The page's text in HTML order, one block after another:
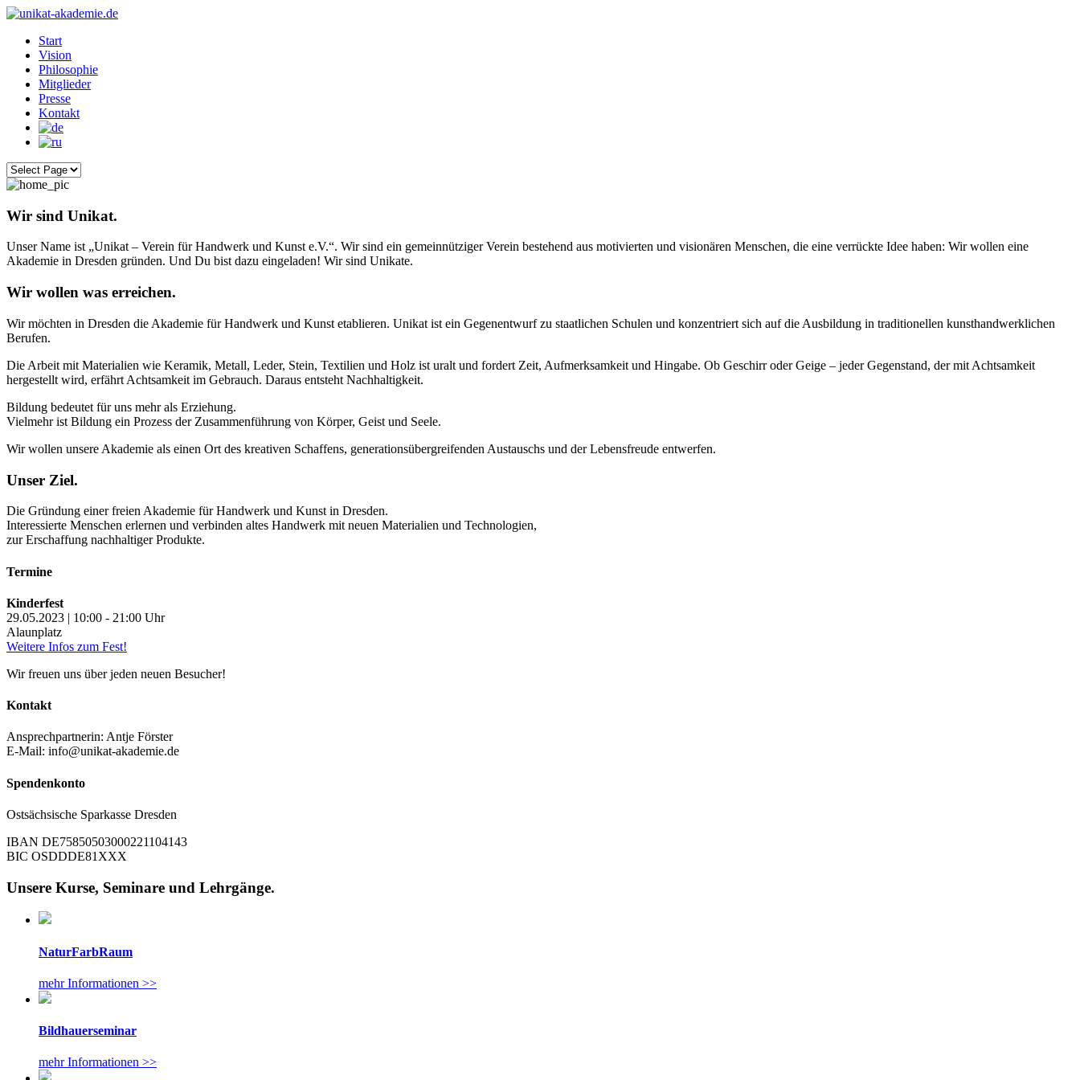
Start
Vision
Philosophie
Mitglieder
Presse
Kontakt
Wir sind Unikat.
Unser Name ist „Unikat – Verein für Handwerk und Kunst e.V.“. Wir sind ein gemeinnütziger Verein bestehend aus motivierten und visionären Menschen, die eine verrückte Idee haben: Wir wollen eine
Akademie in Dresden gründen. Und Du bist dazu eingeladen! Wir sind Unikate.
Wir wollen was erreichen.
Wir möchten in Dresden die Akademie für Handwerk und Kunst etablieren. Unikat ist ein Gegenentwurf zu staatlichen Schulen und konzentriert sich auf die Ausbildung in traditionellen kunsthandwerklichen
Berufen.
Die Arbeit mit Materialien wie Keramik, Metall, Leder, Stein, Textilien und Holz ist uralt und fordert Zeit, Aufmerksamkeit und Hingabe. Ob Geschirr oder Geige – jeder Gegenstand, der mit Achtsamkeit
hergestellt wird, erfährt Achtsamkeit im Gebrauch. Daraus entsteht Nachhaltigkeit.
Bildung bedeutet für uns mehr als Erziehung.
Vielmehr ist Bildung ein Prozess der Zusammenführung von Körper, Geist und Seele.
Wir wollen unsere Akademie als einen Ort des kreativen Schaffens, generationsübergreifenden Austauschs und der Lebensfreude entwerfen.
Unser Ziel.
Die Gründung einer freien Akademie für Handwerk und Kunst in Dresden.
Interessierte Menschen erlernen und verbinden altes Handwerk mit neuen Materialien und Technologien,
zur Erschaffung nachhaltiger Produkte.
Termine
Kinderfest
29.05.2023 | 10:00 - 21:00 Uhr
Alaunplatz
Weitere Infos zum Fest!
Wir freuen uns über jeden neuen Besucher!
Kontakt
Ansprechpartnerin: Antje Förster
E-Mail: info@unikat-akademie.de
Spendenkonto
Ostsächsische Sparkasse Dresden
IBAN DE75850503000221104143
BIC OSDDDE81XXX
Unsere Kurse, Seminare und Lehrgänge.
NaturFarbRaum
mehr Informationen >>
Bildhauerseminar
mehr Informationen >>